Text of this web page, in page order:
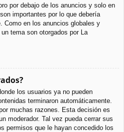
por debajo de los anuncios y solo en
importantes por lo que debería
Como en los anuncios globales y
tema son otorgados por La
los usuarios ya no pueden
terminaron automáticamente.
muchas razones. Esta decisión es
moderador. Tal vez pueda cerrar sus
permisos que le hayan concedido los